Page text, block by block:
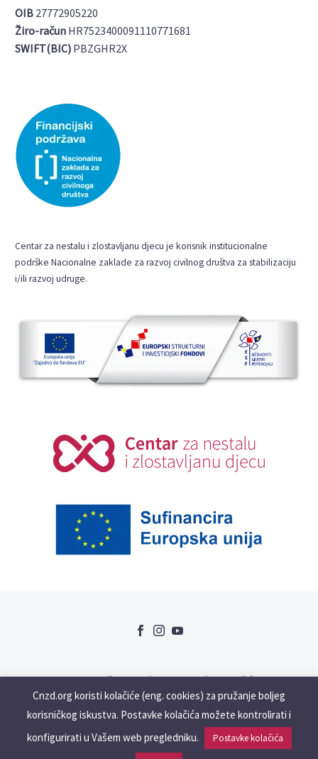
OIB 27772905220
Žiro-račun HR7523400091110771681
SWIFT(BIC) PBZGHR2X
Centar za nestalu i zlostavljanu djecu je korisnik institucionalne
podrške Nacionalne zaklade za razvoj civilnog društva za stabilizaciju
i/ili razvoj udruge.
Uvjeti korištenja GDPR
Kolačići
Slabovidne i gluhonjeme osobe
2023 © Copyrights cnzd.org
Cnzd.org koristi kolačiće (eng. cookies) za pružanje boljeg
korisničkog iskustva. Postavke kolačića možete kontrolirati i
konfigurirati u Vašem web pregledniku.
Postavke kolačića